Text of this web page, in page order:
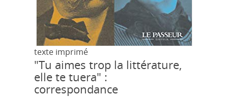
texte imprimé
"Tu aimes trop la littérature,
elle te tuera" :
correspondance